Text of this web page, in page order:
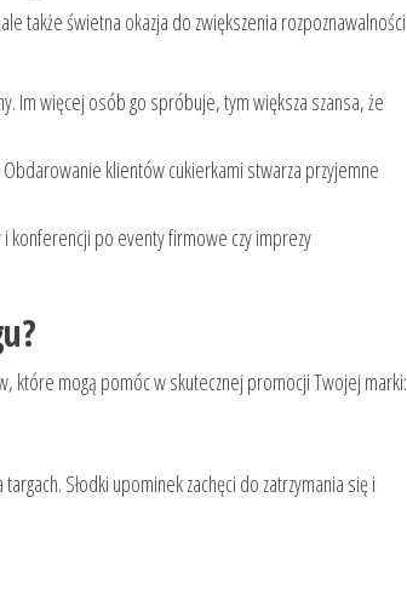
także świetna okazja do zwiększenia rozpoznawalności
Im więcej osób go spróbuje, tym większa szansa, że
Obdarowanie klientów cukierkami stwarza przyjemne
konferencji po eventy firmowe czy imprezy
które mogą pomóc w skutecznej promocji Twojej marki:
Słodki upominek zachęci do zatrzymania się i